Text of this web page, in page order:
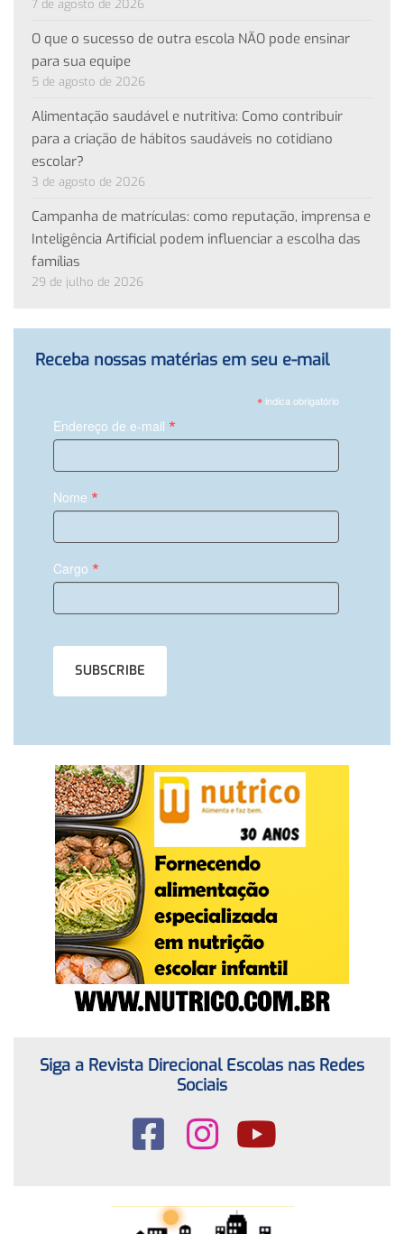
7 de agosto de 2026
O que o sucesso de outra escola NÃO pode ensinar
para sua equipe
5 de agosto de 2026
Alimentação saudável e nutritiva: Como contribuir
para a criação de hábitos saudáveis no cotidiano
escolar?
3 de agosto de 2026
Campanha de matrículas: como reputação, imprensa e
Inteligência Artificial podem influenciar a escolha das
famílias
29 de julho de 2026
Receba nossas matérias em seu e-mail
*indica obrigatório
Endereço de e-mail *
Nome *
Cargo *
Siga a Revista Direcional Escolas nas Redes
Sociais